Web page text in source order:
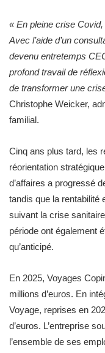
« En pleine crise
Avec l’aide d’un
devenu entretemps
profond travail de
de transformer une
Christophe Weicker,
familial.
Cinq ans plus tard, les
réorientation
d’affaires a progressé
tandis que la rentabilité
suivant la crise
période ont également
qu’anticipé.
En 2025, Voyages
millions d’euros. En
Voyage, reprises en
d’euros. L’entreprise
l’ensemble de ses